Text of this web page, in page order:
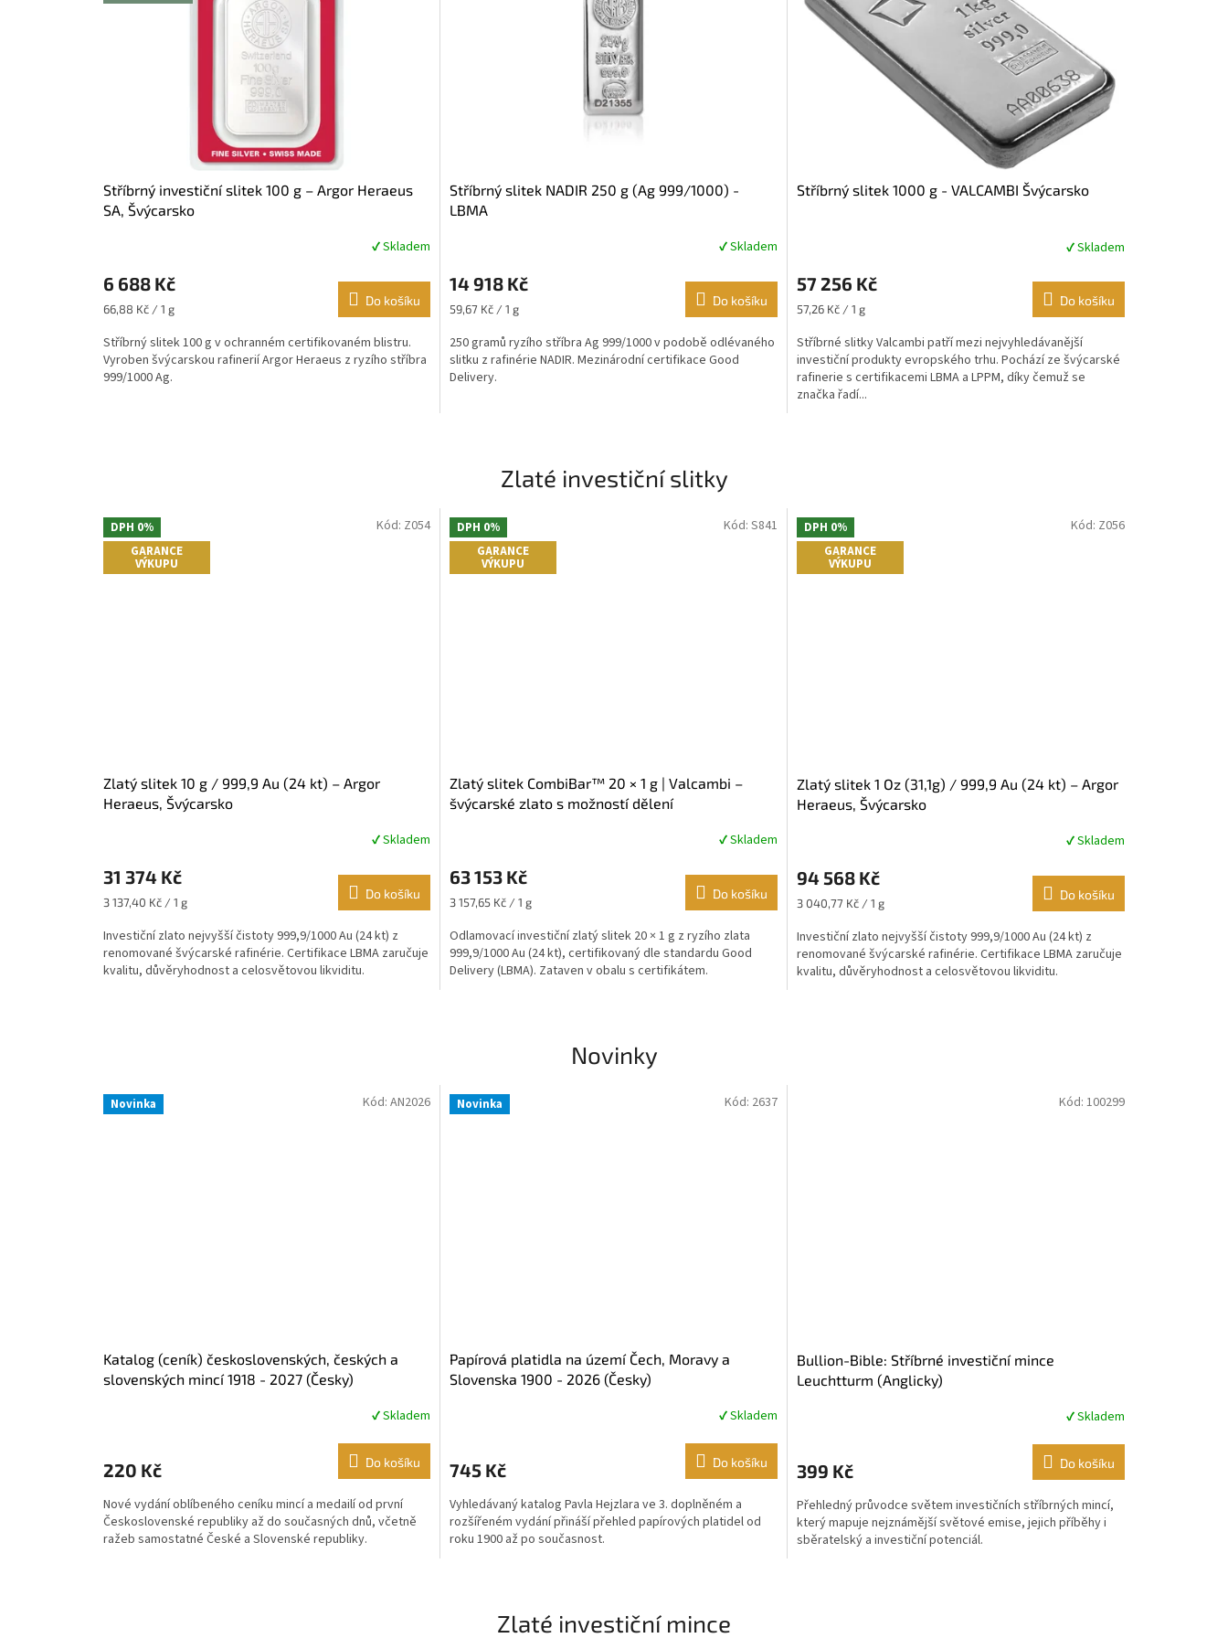
Stříbrný investiční slitek 100 g – Argor Heraeus
SA, Švýcarsko
produktu
je
4,9
z
5
hvězdiček.
✔ Skladem
6 688 Kč
Měrná
66,88 Kč / 1 g
Do košíku
Stříbrný slitek 100 g v ochranném certifikovaném blistru.
Vyroben švýcarskou rafinerií Argor Heraeus z ryzího stříbra
999/1000 Ag.
Stříbrný slitek NADIR 250 g (Ag 999/1000) -
LBMA
produktu
je
5,0
z
5
hvězdiček.
✔ Skladem
14 918 Kč
Měrná
59,67 Kč / 1 g
Do košíku
250 gramů ryzího stříbra Ag 999/1000 v podobě odlévaného
slitku z rafinérie NADIR. Mezinárodní certifikace Good
Delivery.
Stříbrný slitek 1000 g - VALCAMBI Švýcarsko
produktu
je
5,0
z
5
hvězdiček.
✔ Skladem
57 256 Kč
Měrná
57,26 Kč / 1 g
Do košíku
Stříbrné slitky Valcambi patří mezi nejvyhledávanější
investiční produkty evropského trhu. Pochází ze švýcarské
rafinerie s certifikacemi LBMA a LPPM, díky čemuž se
značka řadí...
Zlaté investiční slitky
DPH 0%
GARANCE
VÝKUPU
Zlatý slitek 10 g / 999,9 Au (24 kt) – Argor
Heraeus, Švýcarsko
produktu
je
4,4
z
5
hvězdiček.
✔ Skladem
31 374 Kč
Měrná
3 137,40 Kč / 1 g
Do košíku
Investiční zlato nejvyšší čistoty 999,9/1000 Au (24 kt) z
renomované švýcarské rafinérie. Certifikace LBMA zaručuje
kvalitu, důvěryhodnost a celosvětovou likviditu.
Kód: Z054
DPH 0%
GARANCE
VÝKUPU
Zlatý slitek CombiBar™ 20 × 1 g | Valcambi –
švýcarské zlato s možností dělení
produktu
je
5,0
z
5
hvězdiček.
✔ Skladem
63 153 Kč
Měrná
3 157,65 Kč / 1 g
Do košíku
Odlamovací investiční zlatý slitek 20 × 1 g z ryzího zlata
999,9/1000 Au (24 kt), certifikovaný dle standardu Good
Delivery (LBMA). Zataven v obalu s certifikátem.
Kód: S841
DPH 0%
GARANCE
VÝKUPU
Zlatý slitek 1 Oz (31,1g) / 999,9 Au (24 kt) – Argor
Heraeus, Švýcarsko
produktu
je
4,3
z
5
hvězdiček.
✔ Skladem
94 568 Kč
Měrná
3 040,77 Kč / 1 g
Do košíku
Investiční zlato nejvyšší čistoty 999,9/1000 Au (24 kt) z
renomované švýcarské rafinérie. Certifikace LBMA zaručuje
kvalitu, důvěryhodnost a celosvětovou likviditu.
Kód: Z056
Novinky
Novinka
Katalog (ceník) československých, českých a
slovenských mincí 1918 - 2027 (Česky)
je
z
5
hvězdiček.
✔ Skladem
220 Kč Do košíku
Nové vydání oblíbeného ceníku mincí a medailí od první
Československé republiky až do současných dnů, včetně
ražeb samostatné České a Slovenské republiky.
Kód:AN2026 Novinka
Papírová platidla na území Čech, Moravy a
Slovenska 1900 - 2026 (Česky)
je
z
5
hvězdiček.
✔ Skladem
745 Kč Do košíku
Vyhledávaný katalog Pavla Hejzlara ve 3. doplněném a
rozšířeném vydání přináší přehled papírových platidel od
roku 1900 až po současnost.
Kód: 2637
Bullion-Bible: Stříbrné investiční mince
Leuchtturm (Anglicky)
je
z
5
hvězdiček.
✔ Skladem
399 Kč Do košíku
Přehledný průvodce světem investičních stříbrných mincí,
který mapuje nejznámější světové emise, jejich příběhy i
sběratelský a investiční potenciál.
Kód: 100299
Zlaté investiční mince